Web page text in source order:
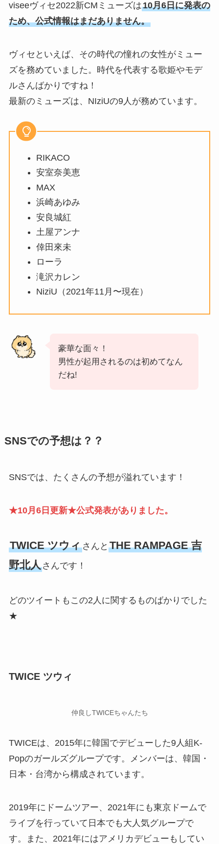
viseeヴィセ2022新CMミューズは10月6日に発表の
ため、公式情報はまだありません。
ヴィセといえば、その時代の憧れの女性がミュー
ズを務めていました。時代を代表する歌姫やモデ
ルさんばかりですね！
最新のミューズは、NIziUの9人が務めています。
RIKACO
安室奈美恵
MAX
浜崎あゆみ
安良城紅
土屋アンナ
倖田來未
ローラ
滝沢カレン
NiziU（2021年11月〜現在）
豪華な面々！
男性が起用されるのは初めてなん
だね!
SNSでの予想は？？
SNSでは、たくさんの予想が溢れています！
★10月6日更新★公式発表がありました。
TWICE ツウィさんと THE RAMPAGE 吉
野北人さんです！
どのツイートもこの2人に関するものばかりでした
★
TWICE ツウィ
仲良しTWICEちゃんたち
TWICEは、2015年に韓国でデビューした9人組K-
Popのガールズグループです。メンバーは、韓国・
日本・台湾から構成されています。
2019年にドームツアー、2021年にも東京ドームで
ライブを行っていて日本でも大人気グループで
す。また、2021年にはアメリカデビューもしてい